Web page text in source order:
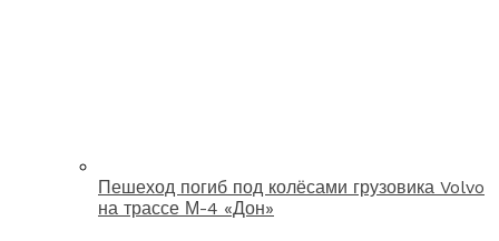
Пешеход погиб под колёсами грузовика Volvo
на трассе М-4 «Дон»